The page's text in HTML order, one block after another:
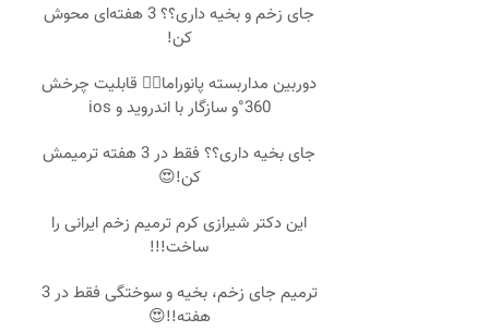
جای زخم و بخیه داری؟؟ 3 هفته‌ای محوش
کن!
دوربین مداربسته پانوراما👈🏻 قابلیت چرخش
360°و سازگار با اندروید و ios
جای بخیه داری؟؟ فقط در 3 هفته ترمیمش
کن!😍
این دکتر شیرازی کرم ترمیم زخم ایرانی را
ساخت!!!
ترمیم جای زخم، بخیه و سوختگی فقط در 3
هفته!!😍